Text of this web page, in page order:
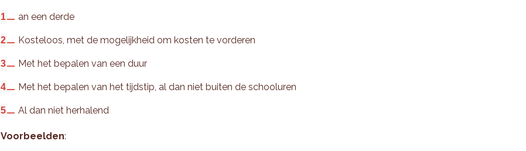
an een derde
Kosteloos, met de mogelijkheid om kosten te vorderen
Met het bepalen van een duur
Met het bepalen van het tijdstip, al dan niet buiten de schooluren
Al dan niet herhalend
Voorbeelden: